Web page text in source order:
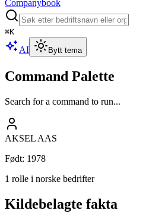
Companybook
⌘K
AI Bytt tema
Command Palette
Search for a command to run...
AKSEL AAS
Født: 1978
1 rolle i norske bedrifter
Kildebelagte fakta